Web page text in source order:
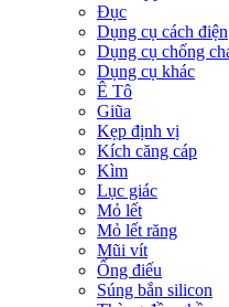
Đục
Dụng cụ cách điện
Dụng cụ chống
Dụng cụ khác
Ê Tô
Giũa
Kẹp định vị
Kích căng cáp
Kìm
Lục giác
Mỏ lết
Mỏ lết răng
Mũi vít
Ống điếu
Súng bắn silicon